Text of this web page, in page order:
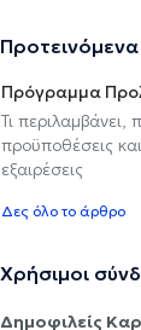
Πρόγραμμα
Τι περιλαμβάνει,
προϋποθέσεις
εξαιρέσεις
Δες όλο το άρθρο
Χρήσιμοι
Δημοφιλείς